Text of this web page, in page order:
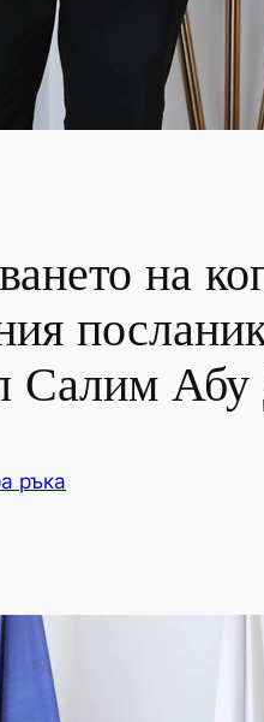
на
Салим
ръка